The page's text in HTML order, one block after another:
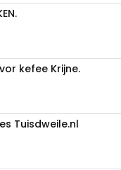
kefee Krijne.
Tuisdweile.nl